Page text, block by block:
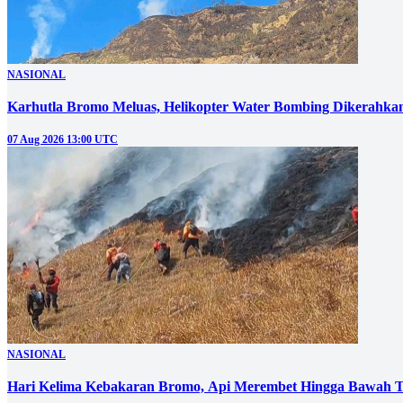
NASIONAL
Karhutla Bromo Meluas, Helikopter Water Bombing
07 Aug 2026 13:00 UTC
NASIONAL
Hari Kelima Kebakaran Bromo, Api Merembet Hingga Bawah